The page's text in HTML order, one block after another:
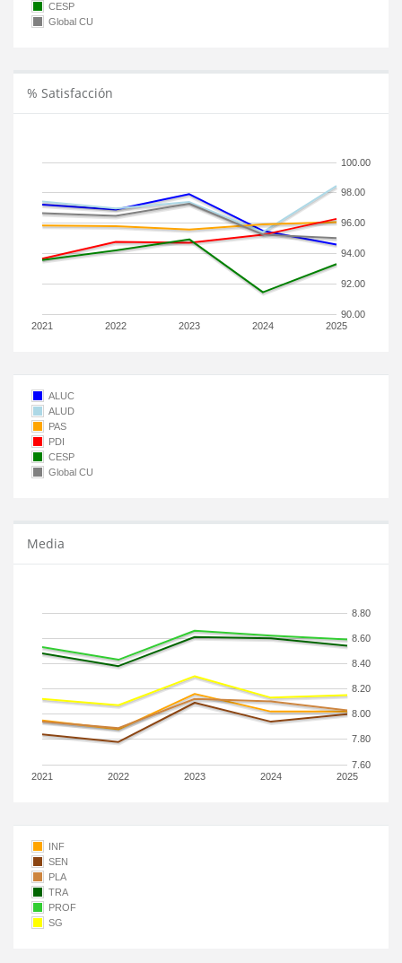
CESP
Global CU
% Satisfacción
2021 2022 2023 2024 2025
90.00
92.00
94.00
96.00
98.00
100.00
ALUC
ALUD
PAS
PDI
CESP
Global CU
Media
2021 2022 2023 2024 2025
7.60
7.80
8.00
8.20
8.40
8.60
8.80
INF
SEN
PLA
TRA
PROF
SG